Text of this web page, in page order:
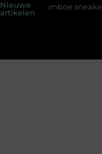
Nieuwe
artikelen
die echt